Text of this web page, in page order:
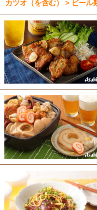
カツオ（を含む） > ビー